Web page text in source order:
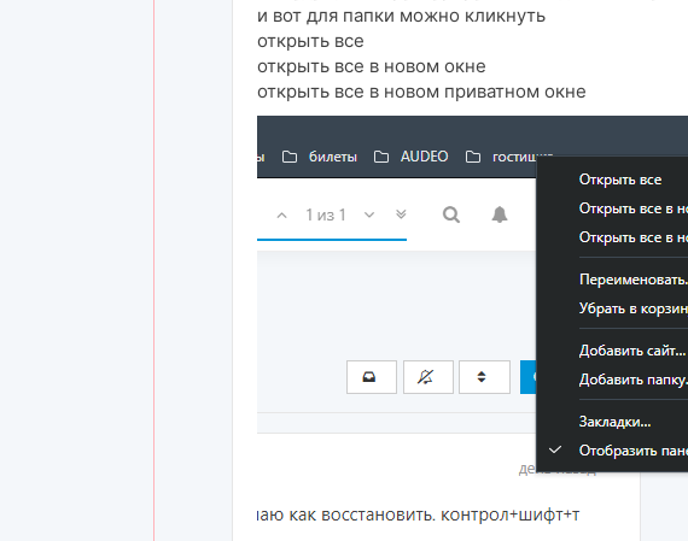
и вот для папки можно кликнуть
открыть все
открыть все в новом окне
открыть все в новом приватном окне